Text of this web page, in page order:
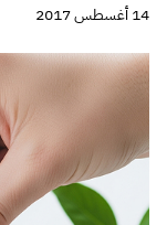
14 أغسطس 2017